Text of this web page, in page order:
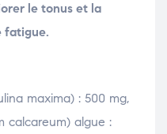
le tonus et la
fatigue.
maxima) : 500 mg,
calcareum) algue :